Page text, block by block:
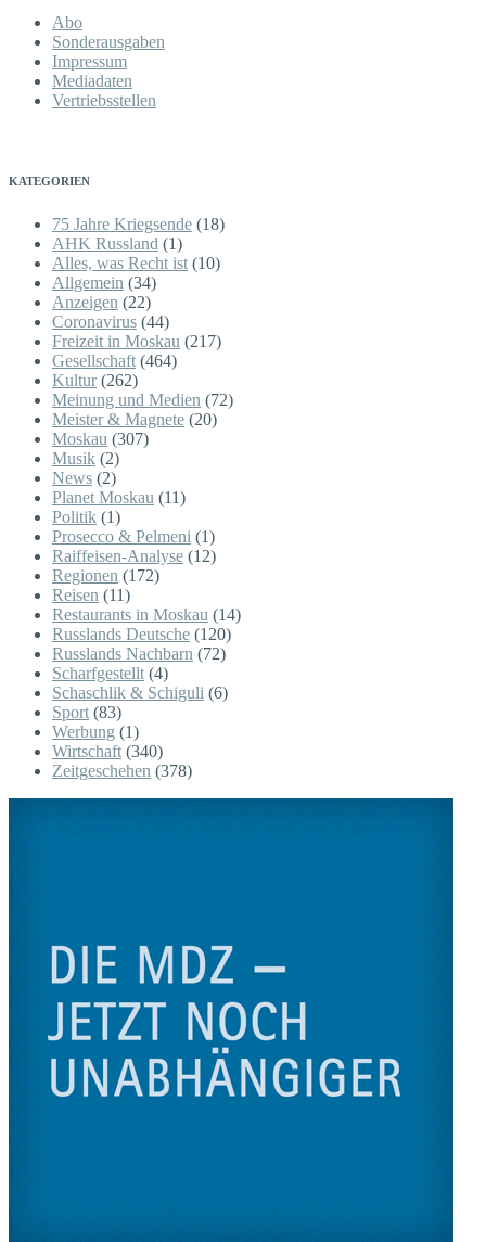
Abo
Sonderausgaben
Impressum
Mediadaten
Vertriebsstellen
KATEGORIEN
75 Jahre Kriegsende (18)
AHK Russland (1)
Alles, was Recht ist (10)
Allgemein (34)
Anzeigen (22)
Coronavirus (44)
Freizeit in Moskau (217)
Gesellschaft (464)
Kultur(262)
Meinung und Medien (72)
Meister & Magnete (20)
Moskau (307)
Musik (2)
News (2)
Planet Moskau (11)
Politik (1)
Prosecco & Pelmeni (1)
Raiffeisen-Analyse (12)
Regionen (172)
Reisen (11)
Restaurants in Moskau (14)
Russlands Deutsche (120)
Russlands Nachbarn (72)
Scharfgestellt (4)
Schaschlik & Schiguli (6)
Sport (83)
Werbung (1)
Wirtschaft (340)
Zeitgeschehen (378)